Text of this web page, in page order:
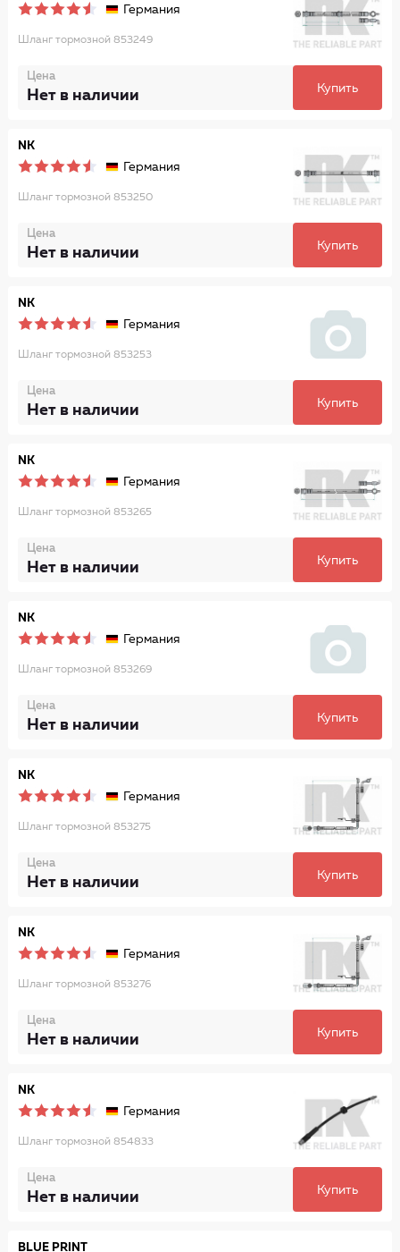
Германия
Шланг тормозной 853249
Цена
Нет в наличии Купить
NK
Германия
Шланг тормозной 853250
Цена
Нет в наличии Купить
NK
Германия
Шланг тормозной 853253
Цена
Нет в наличии Купить
NK
Германия
Шланг тормозной 853265
Цена
Нет в наличии Купить
NK
Германия
Шланг тормозной 853269
Цена
Нет в наличии Купить
NK
Германия
Шланг тормозной 853275
Цена
Нет в наличии Купить
NK
Германия
Шланг тормозной 853276
Цена
Нет в наличии Купить
NK
Германия
Шланг тормозной 854833
Цена
Нет в наличии Купить
BLUE PRINT